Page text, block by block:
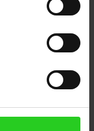
bieten viel